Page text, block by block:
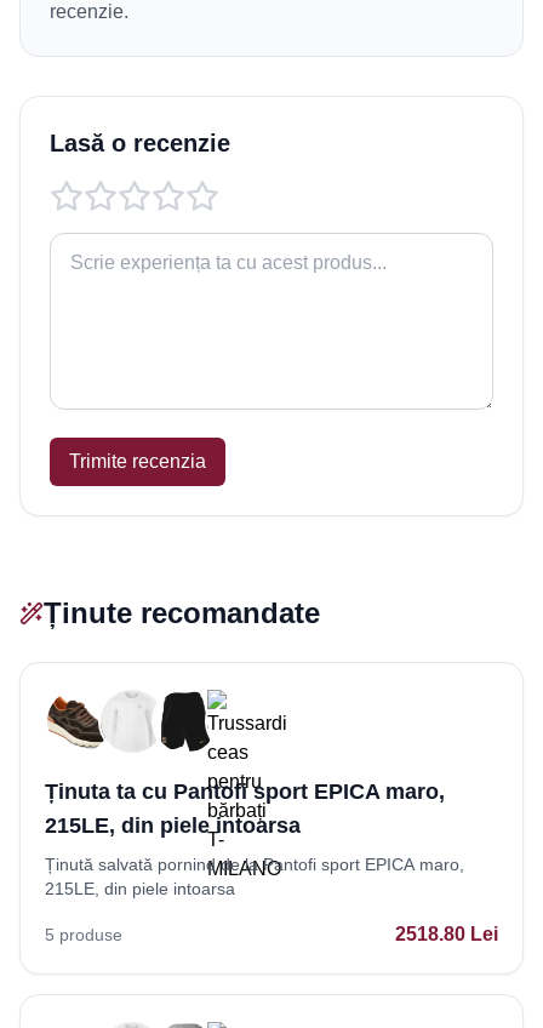
recenzie.
Lasă o recenzie
Trimite recenzia
Ținute recomandate
Ținuta ta cu Pantofi sport EPICA maro,
215LE, din piele intoarsa
Ținută salvată pornind de la Pantofi sport EPICA maro,
215LE, din piele intoarsa
5 produse 2518.80 Lei